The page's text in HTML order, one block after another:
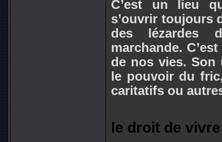
C’est un lieu
s’ouvrir toujours
des lézardes
marchande.
de nos vies. Son
le pouvoir du
caritatifs ou
le droit de